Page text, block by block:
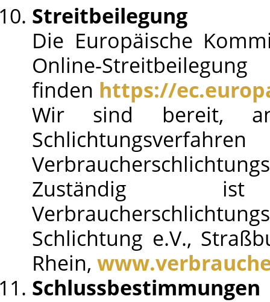
Streitbeilegung
Die Europäische
Online-
finden https://
Wir sind bereit, an
Zuständig
Schlichtung e.V.,
Rhein,
Schlussbestimmungen